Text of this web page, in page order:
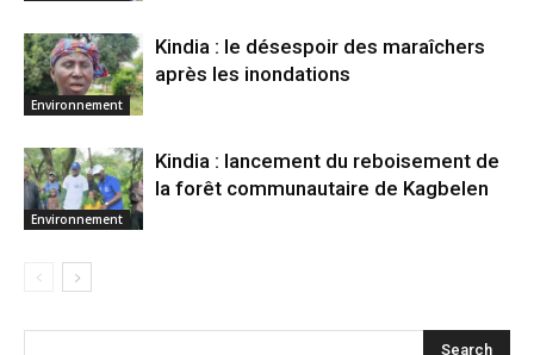
Environnement
Kindia : le désespoir des maraîchers
après les inondations
Environnement
Kindia : lancement du reboisement de
la forêt communautaire de Kagbelen